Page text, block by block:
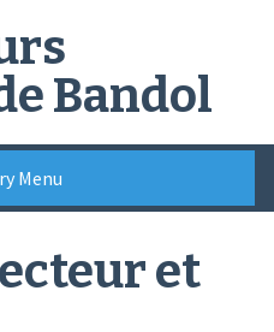
Bandol
Menu
et